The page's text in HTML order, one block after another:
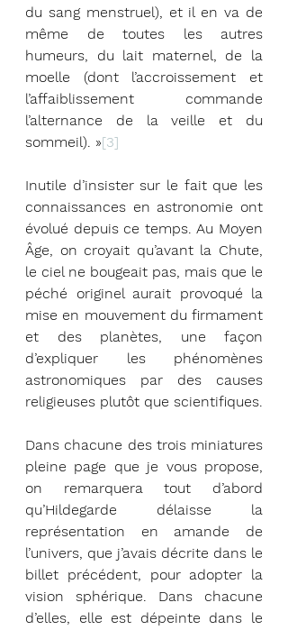
du sang menstruel), et il en va de
même de toutes les autres
humeurs, du lait maternel, de la
moelle (dont l’accroissement et
l’affaiblissement commande
l’alternance de la veille et du
sommeil). »[3]
Inutile d’insister sur le fait que les
connaissances en astronomie ont
évolué depuis ce temps. Au Moyen
Âge, on croyait qu’avant la Chute,
le ciel ne bougeait pas, mais que le
péché originel aurait provoqué la
mise en mouvement du firmament
et des planètes, une façon
d’expliquer les phénomènes
astronomiques par des causes
Dans chacune des trois miniatures
pleine page que je vous propose,
on remarquera tout d’abord
qu’Hildegarde délaisse la
représentation en amande de
l’univers, que j’avais décrite dans le
billet précédent, pour adopter la
vision sphérique. Dans chacune
d’elles, elle est dépeinte dans le